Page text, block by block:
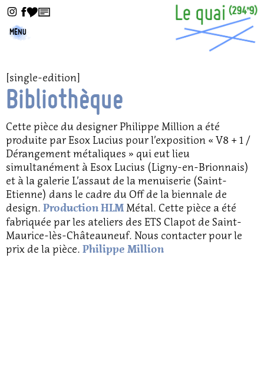
MENU
[single-edition]
Bibliothèque
Cette pièce du designer Philippe Million a été
produite par Esox Lucius pour l’exposition « V8 + 1 /
Dérangement métaliques » qui eut lieu
simultanément à Esox Lucius (Ligny-en-Brionnais)
et à la galerie L’assaut de la menuiserie (Saint-
Etienne) dans le cadre du Off de la biennale de
design. Production HLMMétal. Cette pièce a été
fabriquée par les ateliers des ETS Clapot de Saint-
Maurice-lès-Châteauneuf. Nous contacter pour le
prix de la pièce. Philippe Million